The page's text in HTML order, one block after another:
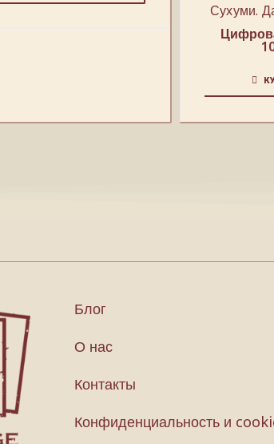
Сухуми.
Блог
О нас
Контакты
Конфиденциальность и